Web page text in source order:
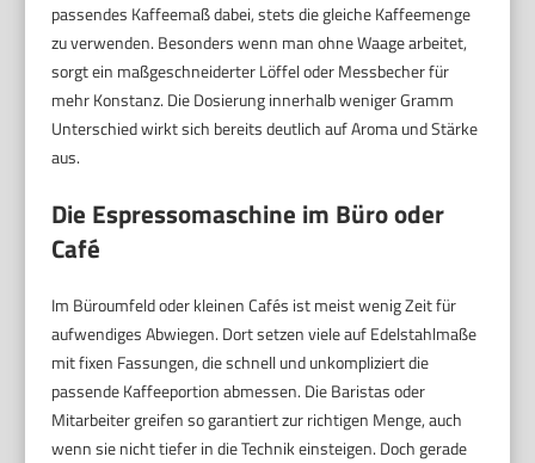
passendes Kaffeemaß dabei, stets die gleiche Kaffeemenge
zu verwenden. Besonders wenn man ohne Waage arbeitet,
sorgt ein maßgeschneiderter Löffel oder Messbecher für
mehr Konstanz. Die Dosierung innerhalb weniger Gramm
Unterschied wirkt sich bereits deutlich auf Aroma und Stärke
aus.
Die Espressomaschine im Büro oder
Café
Im Büroumfeld oder kleinen Cafés ist meist wenig Zeit für
aufwendiges Abwiegen. Dort setzen viele auf Edelstahlmaße
mit fixen Fassungen, die schnell und unkompliziert die
passende Kaffeeportion abmessen. Die Baristas oder
Mitarbeiter greifen so garantiert zur richtigen Menge, auch
wenn sie nicht tiefer in die Technik einsteigen. Doch gerade